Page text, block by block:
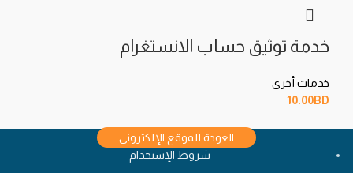
خدمة توثيق حساب الانستغرام
خدمات أخرى
10.00BD
العودة للموقع الإلكتروني
شروط الإستخدام